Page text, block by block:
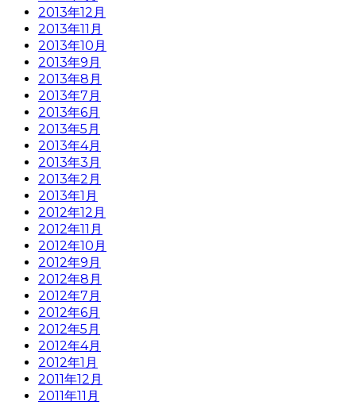
2013年12月
2013年11月
2013年10月
2013年9月
2013年8月
2013年7月
2013年6月
2013年5月
2013年4月
2013年3月
2013年2月
2013年1月
2012年12月
2012年11月
2012年10月
2012年9月
2012年8月
2012年7月
2012年6月
2012年5月
2012年4月
2012年1月
2011年12月
2011年11月